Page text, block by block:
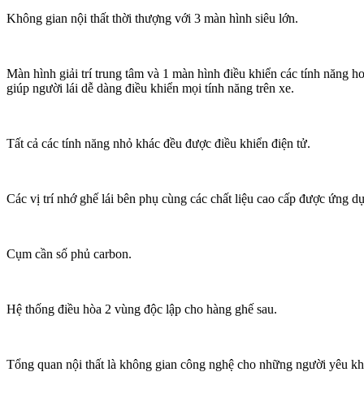
Không gian nội thất thời thượng với 3 màn hình siêu lớn.
Màn hình giải trí trung tâm và 1 màn hình điều khiển các tính năng
giúp người lái dễ dàng điều khiển mọi tính năng trên xe.
Tất cả các tính năng nhỏ khác đều được điều khiển điện tử.
Các vị trí nhớ ghế lái bên phụ cùng các chất liệu cao cấp được ứng
Cụm cần số phủ carbon.
Hệ thống điều hòa 2 vùng độc lập cho hàng ghế sau.
Tổng quan nội thất là không gian công nghệ cho những người yêu